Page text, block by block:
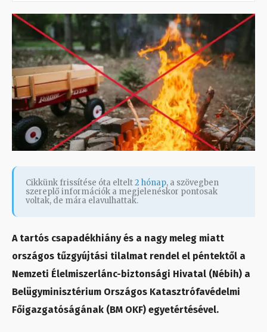
Cikkünk frissítése óta eltelt2 hónap, a szövegben
szereplő információk a megjelenéskor pontosak
voltak, de mára elavulhattak.
A tartós csapadékhiány és a nagy meleg miatt
országos tűzgyújtási tilalmat rendel el péntektől a
Nemzeti Élelmiszerlánc-biztonsági Hivatal (Nébih) a
Belügyminisztérium Országos Katasztrófavédelmi
Főigazgatóságának (BM OKF) egyetértésével.